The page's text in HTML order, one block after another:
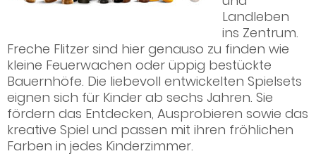
Landleben
ins Zentrum.
Freche Flitzer sind hier genauso zu finden wie
kleine Feuerwachen oder üppig bestückte
Bauernhöfe. Die liebevoll entwickelten Spielsets
eignen sich für Kinder ab sechs Jahren. Sie
fördern das Entdecken, Ausprobieren sowie das
kreative Spiel und passen mit ihren fröhlichen
Farben in jedes Kinderzimmer.